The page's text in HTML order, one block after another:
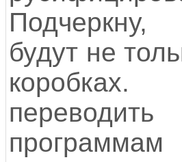
будут не